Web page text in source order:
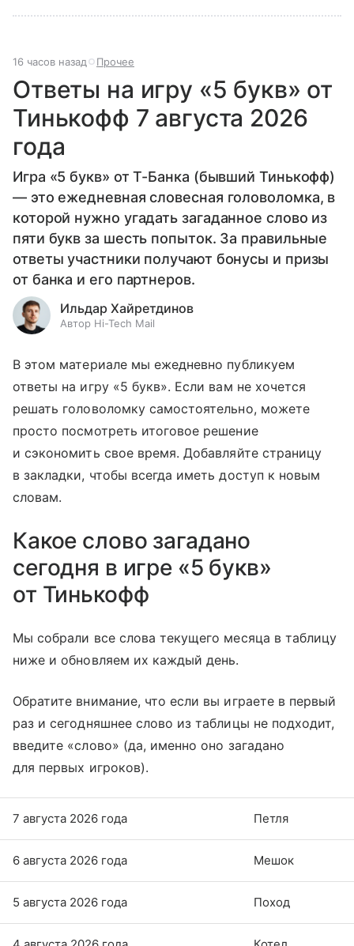
16 часов назад Прочее
Ответы на игру «5 букв» от
Тинькофф 7 августа 2026
года
Игра «5 букв» от Т-Банка (бывший Тинькофф)
— это ежедневная словесная головоломка, в
которой нужно угадать загаданное слово из
пяти букв за шесть попыток. За правильные
ответы участники получают бонусы и призы
от банка и его партнеров.
Ильдар Хайретдинов
Автор Hi-Tech Mail
В этом материале мы ежедневно публикуем
ответы на игру «5 букв». Если вам не хочется
решать головоломку самостоятельно, можете
просто посмотреть итоговое решение
и сэкономить свое время. Добавляйте страницу
в закладки, чтобы всегда иметь доступ к новым
словам.
Какое слово загадано
сегодня в игре «5 букв»
от Тинькофф
Мы собрали все слова текущего месяца в таблицу
ниже и обновляем их каждый день.
Обратите внимание, что если вы играете в первый
раз и сегодняшнее слово из таблицы не подходит,
введите «слово» (да, именно оно загадано
для первых игроков).
7 августа 2026 года Петля
6 августа 2026 года Мешок
5 августа 2026 года Поход